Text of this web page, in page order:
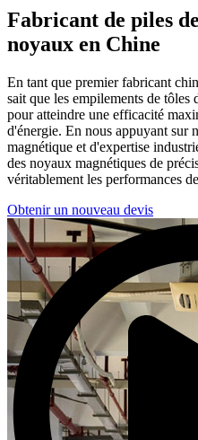
Fabricant de piles
noyaux en Chine
En tant que premier fabricant
sait que les empilements de tôles
pour atteindre une efficacité
d'énergie. En nous appuyant sur
magnétique et d'expertise
des noyaux magnétiques de
véritablement les performances
Obtenir un nouveau devis